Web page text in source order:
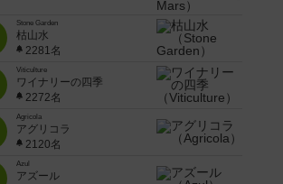
Stone Garden
枯山水
2281名
Viticulture
ワイナリーの四季
2272名
Agricola
アグリコラ
2120名
Azul
アズール